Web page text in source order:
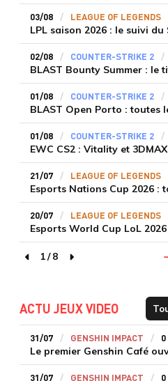
03/08 LEAGUE OF LEGENDS
LPL saison 2026 : le suivi du
02/08 COUNTER-STRIKE 2
BLAST Bounty Summer : le
01/08 COUNTER-STRIKE 2
01/08 COUNTER-STRIKE 2
EWC CS2 : Vitality et
21/07 LEAGUE OF LEGENDS
20/07 LEAGUE OF LEGENDS
Esports World Cup LoL
page précédente
1/8
page suivante
ACTU JEUX VIDEO
31/07 GENSHIN IMPACT 0
31/07 GENSHIN IMPACT 0